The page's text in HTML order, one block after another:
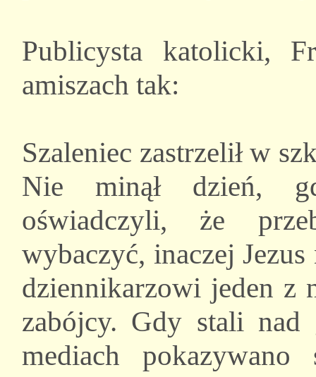
Publicysta katolicki,
amiszach tak:
Szaleniec zastrzelił w
Nie minął dzień,
oświadczyli, że
wybaczyć, inaczej
dziennikarzowi jeden z
zabójcy. Gdy stali nad
mediach